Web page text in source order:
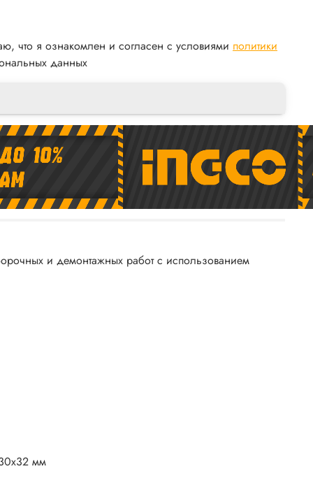
что я ознакомлен и согласен с условиями политики
данных
и демонтажных работ с использованием
мм